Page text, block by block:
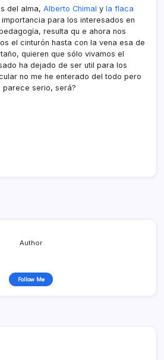
del alma, Alberto Chimal y la flaca
para los interesados en
resulta qu e ahora nos
el cinturón hasta con la vena esa de
quieren que sólo vivamos el
ha dejado de ser util para los
no me he enterado del todo pero
serio, será?
Author
Follow Me